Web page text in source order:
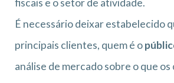
fiscais e o setor de atividade.
É necessário deixar estabelecido
principais clientes, quem é o
análise de mercado sobre o que